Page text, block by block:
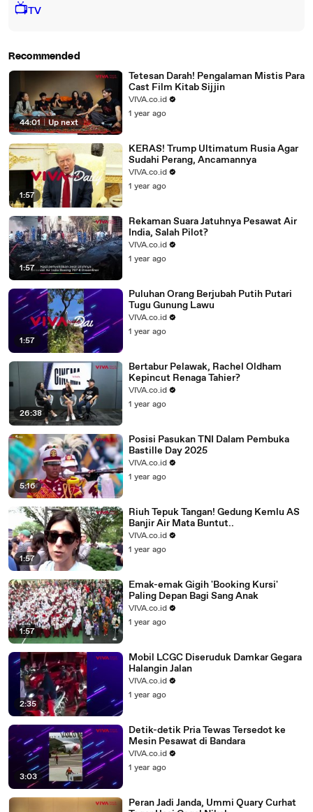
📺TV
Recommended
44:01 | Up next
Tetesan Darah! Pengalaman Mistis Para
Cast Film Kitab Sijjin
VIVA.co.id
1 year ago
1:57
KERAS! Trump Ultimatum Rusia Agar
Sudahi Perang, Ancamannya
VIVA.co.id
1 year ago
1:57
Rekaman Suara Jatuhnya Pesawat Air
India, Salah Pilot?
VIVA.co.id
1 year ago
1:57
Puluhan Orang Berjubah Putih Putari
Tugu Gunung Lawu
VIVA.co.id
1 year ago
26:38
Bertabur Pelawak, Rachel Oldham
Kepincut Renaga Tahier?
VIVA.co.id
1 year ago
5:16
Posisi Pasukan TNI Dalam Pembuka
Bastille Day 2025
VIVA.co.id
1 year ago
1:57
Riuh Tepuk Tangan! Gedung Kemlu AS
Banjir Air Mata Buntut..
VIVA.co.id
1 year ago
1:57
Emak-emak Gigih 'Booking Kursi'
Paling Depan Bagi Sang Anak
VIVA.co.id
1 year ago
2:35
Mobil LCGC Diseruduk Damkar Gegara
Halangin Jalan
VIVA.co.id
1 year ago
3:03
Detik-detik Pria Tewas Tersedot ke
Mesin Pesawat di Bandara
VIVA.co.id
1 year ago
Peran Jadi Janda, Ummi Quary Curhat